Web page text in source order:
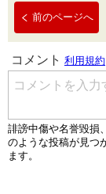
前のページへ